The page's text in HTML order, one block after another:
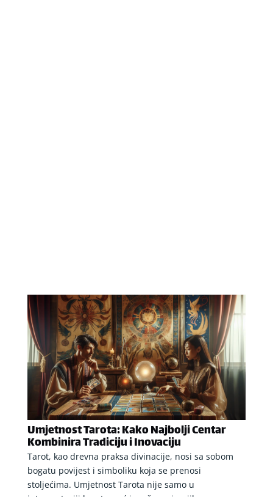
Umjetnost Tarota: Kako Najbolji Centar
Kombinira Tradiciju i Inovaciju
Tarot, kao drevna praksa divinacije, nosi sa sobom
bogatu povijest i simboliku koja se prenosi
stoljećima. Umjetnost Tarota nije samo u